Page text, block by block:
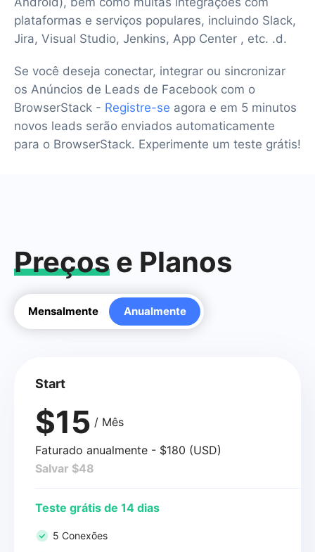
plataformas e serviços populares, incluindo Slack,
Jira, Visual Studio, Jenkins, App Center , etc. .d.
Se você deseja conectar, integrar ou sincronizar
os Anúncios de Leads de Facebook com o
BrowserStack - Registre-se agora e em 5 minutos
novos leads serão enviados automaticamente
para o BrowserStack. Experimente um teste grátis!
Preços e Planos
Mensalmente Anualmente
Start
$15 / Mês
Faturado anualmente - $180 (USD)
Salvar $48
Teste grátis de 14 dias
5 Conexões